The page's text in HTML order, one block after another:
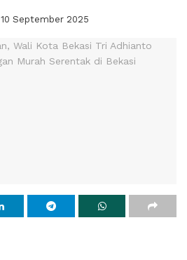
10 September 2025